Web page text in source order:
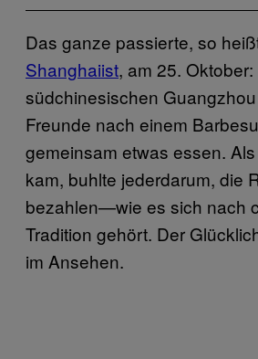
Das ganze passierte, so
Shanghaiist, am 25. Oktober:
südchinesischen Guangzhou
Freunde nach einem
gemeinsam etwas essen.
kam, buhlte jederdarum, die
bezahlen—wie es sich nach
Tradition gehört. Der
im Ansehen.